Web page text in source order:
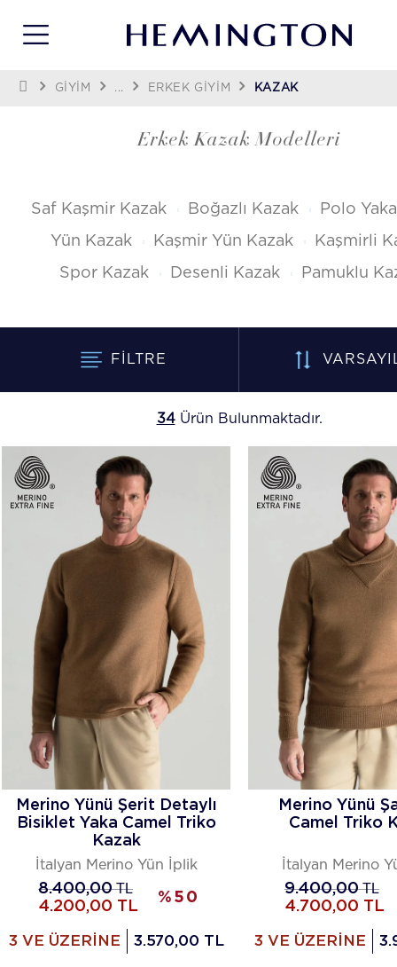
GİYİM ... ERKEK GIYIM KAZAK
Erkek Kazak Modelleri
Saf Kaşmir Kazak Boğazlı Kazak
Polo
Yün Kazak
Kaşmir Yün Kazak
Kaşmirli
Spor Kazak
Desenli Kazak Pamuklu
FILTRE
34Ürün Bulunmaktadır.
Merino Yünü Şerit Detaylı
Bisiklet Yaka Camel Triko
Kazak
İtalyan Merino Yün İplik
8.400,00TL
4.200,00 TL
% 50
3 VE ÜZERİNE 3.570,00 TL
Merino Yünü
Camel Triko
İtalyan Merino
9.400,00TL
4.700,00 TL
3 VE ÜZERİNE